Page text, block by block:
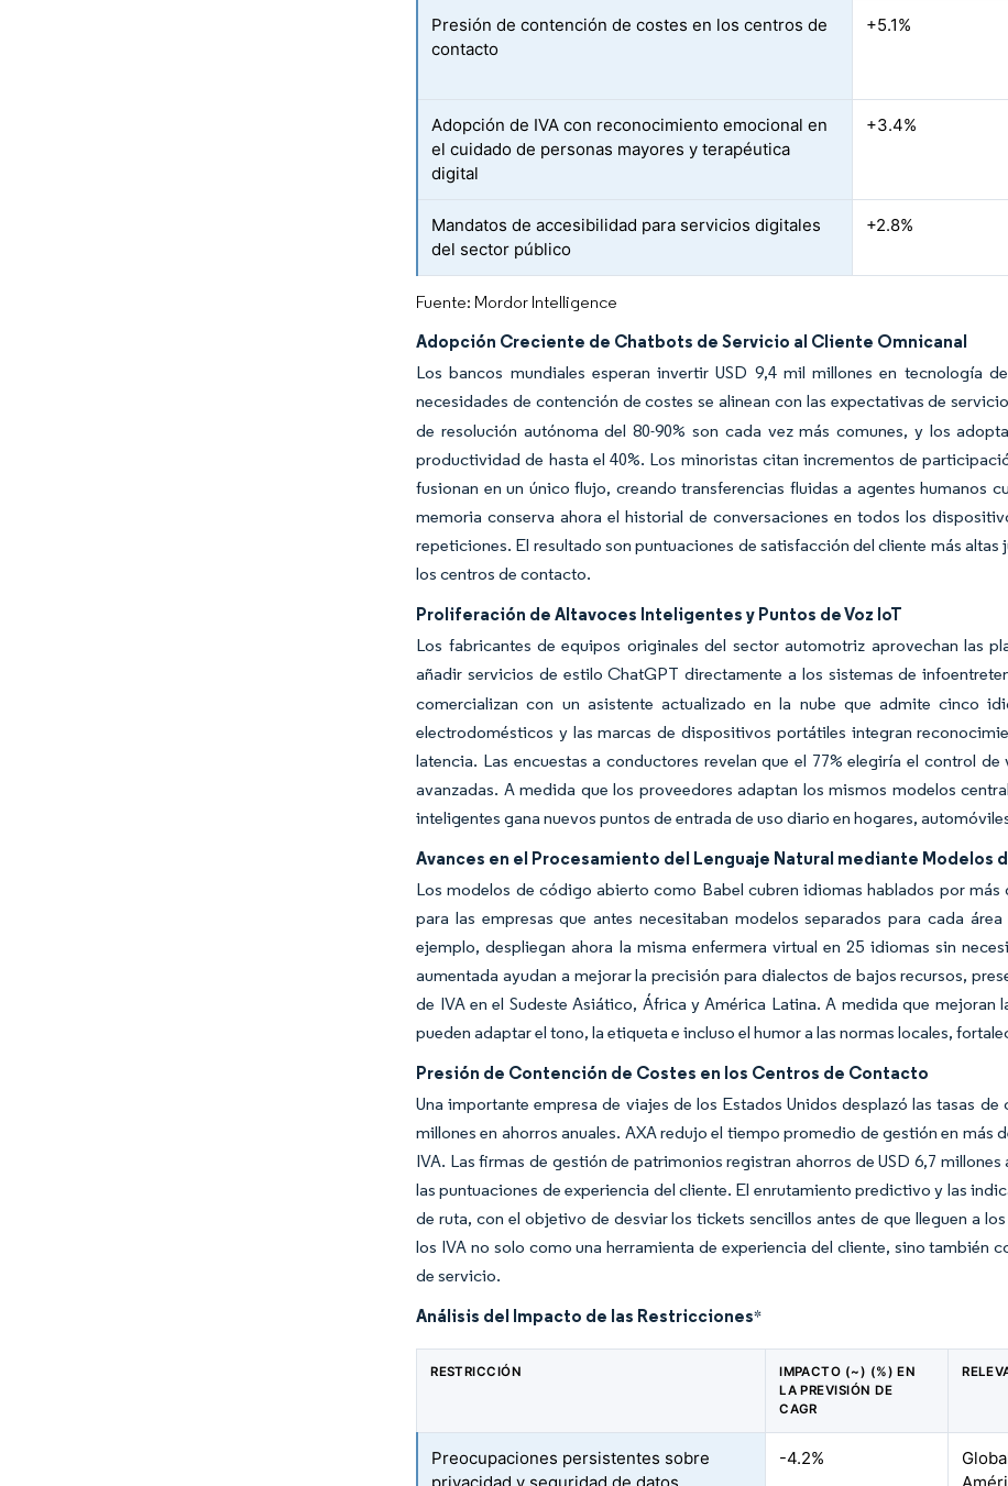
Presión de contención de costes en los centros de
contacto
+5.1%
Adopción de IVA con reconocimiento emocional en
el cuidado de personas mayores y terapéutica
digital
+3.4%
Mandatos de accesibilidad para servicios digitales
del sector público
+2.8%
Fuente: Mordor Intelligence
Adopción Creciente de Chatbots de Servicio al Cliente Omnicanal
Los bancos mundiales esperan invertir USD 9,4 mil millones en tecnología
necesidades de contención de costes se alinean con las expectativas de
de resolución autónoma del 80-90% son cada vez más comunes, y los
productividad de hasta el 40%. Los minoristas citan incrementos de
fusionan en un único flujo, creando transferencias fluidas a agentes humanos
memoria conserva ahora el historial de conversaciones en todos los
repeticiones. El resultado son puntuaciones de satisfacción del cliente más
los centros de contacto.
Proliferación de Altavoces Inteligentes y Puntos de Voz IoT
Los fabricantes de equipos originales del sector automotriz aprovechan las
añadir servicios de estilo ChatGPT directamente a los sistemas de
comercializan con un asistente actualizado en la nube que admite cinco
electrodomésticos y las marcas de dispositivos portátiles integran
latencia. Las encuestas a conductores revelan que el 77% elegiría el control
avanzadas. A medida que los proveedores adaptan los mismos modelos
inteligentes gana nuevos puntos de entrada de uso diario en hogares,
Avances en el Procesamiento del Lenguaje Natural mediante Modelos
Los modelos de código abierto como Babel cubren idiomas hablados por más
para las empresas que antes necesitaban modelos separados para cada
ejemplo, despliegan ahora la misma enfermera virtual en 25 idiomas sin
aumentada ayudan a mejorar la precisión para dialectos de bajos recursos,
de IVA en el Sudeste Asiático, África y América Latina. A medida que
pueden adaptar el tono, la etiqueta e incluso el humor a las normas locales,
Presión de Contención de Costes en los Centros de Contacto
Una importante empresa de viajes de los Estados Unidos desplazó las tasas de
millones en ahorros anuales. AXA redujo el tiempo promedio de gestión en más
IVA. Las firmas de gestión de patrimonios registran ahorros de USD 6,7
las puntuaciones de experiencia del cliente. El enrutamiento predictivo y las
de ruta, con el objetivo de desviar los tickets sencillos antes de que lleguen a
los IVA no solo como una herramienta de experiencia del cliente, sino también
de servicio.
Análisis del Impacto de las Restricciones*
RESTRICCIÓN
IMPACTO (~) (%) EN
LA PREVISIÓN DE
CAGR
Preocupaciones persistentes sobre
-4.2%